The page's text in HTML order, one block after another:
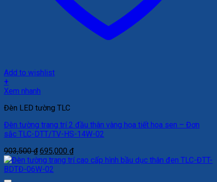
Add to wishlist
+
Xem nhanh
Đèn LED tường TLC
Đèn tường trang trí 2 đầu thân vàng họa tiết hoa sen – Đơn
sắc TLC-DTT/TV-HS-14W-02
903,500₫ Giá
gốc
là:
695,000 ₫Giá
hiện